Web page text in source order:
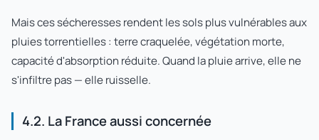
Mais ces sécheresses rendent les sols plus vulnérables aux
pluies torrentielles : terre craquelée, végétation morte,
capacité d'absorption réduite. Quand la pluie arrive, elle ne
s'infiltre pas — elle ruisselle.
4.2. La France aussi concernée